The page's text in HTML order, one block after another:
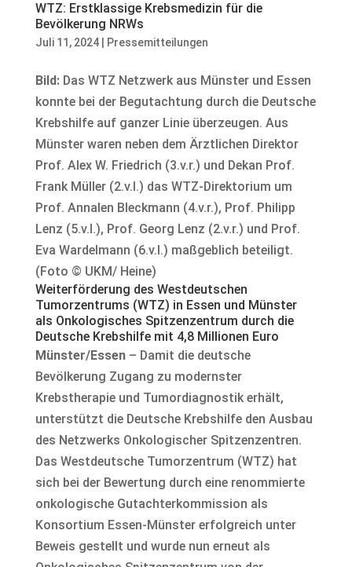
WTZ: Erstklassige Krebsmedizin für die
Bevölkerung NRWs
Juli 11, 2024| Pressemitteilungen
Bild:Das WTZ Netzwerk aus Münster und Essen
konnte bei der Begutachtung durch die Deutsche
Krebshilfe auf ganzer Linie überzeugen. Aus
Münster waren neben dem Ärztlichen Direktor
Prof. Alex W. Friedrich (3.v.r.) und Dekan Prof.
Frank Müller (2.v.l.) das WTZ-Direktorium um
Prof. Annalen Bleckmann (4.v.r.), Prof. Philipp
Lenz (5.v.l.), Prof. Georg Lenz (2.v.r.) und Prof.
Eva Wardelmann (6.v.l.) maßgeblich beteiligt.
(Foto © UKM/ Heine)
Weiterförderung des Westdeutschen
Tumorzentrums (WTZ) in Essen und Münster
als Onkologisches Spitzenzentrum durch die
Deutsche Krebshilfe mit 4,8 Millionen Euro
Münster/Essen– Damit die deutsche
Bevölkerung Zugang zu modernster
Krebstherapie und Tumordiagnostik erhält,
unterstützt die Deutsche Krebshilfe den Ausbau
des Netzwerks Onkologischer Spitzenzentren.
Das Westdeutsche Tumorzentrum (WTZ) hat
sich bei der Bewertung durch eine renommierte
onkologische Gutachterkommission als
Konsortium Essen-Münster erfolgreich unter
Beweis gestellt und wurde nun erneut als